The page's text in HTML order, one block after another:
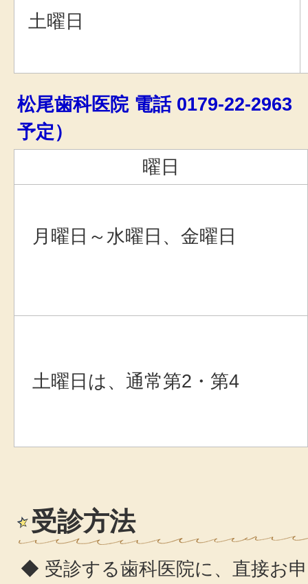
土曜日
松尾歯科医院 電話 0179-22-2963
予定）
曜日
月曜日～水曜日、金曜日
土曜日は、通常第2・第4
受診方法
◆ 受診する歯科医院に、直接お